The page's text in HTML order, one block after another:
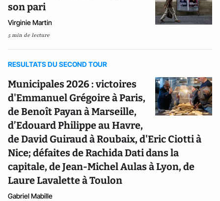
son pari
Virginie Martin
5 min de lecture
RESULTATS DU SECOND TOUR
Municipales 2026 : victoires
d'Emmanuel Grégoire à Paris,
de Benoît Payan à Marseille,
d’Edouard Philippe au Havre,
de David Guiraud à Roubaix, d'Eric Ciotti à
Nice; défaites de Rachida Dati dans la
capitale, de Jean-Michel Aulas à Lyon, de
Laure Lavalette à Toulon
Gabriel Mabille